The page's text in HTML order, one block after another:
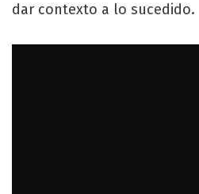
dar contexto a lo sucedido.